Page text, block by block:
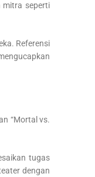
mitra seperti
Referensi
“Mortal vs.
tugas
dengan